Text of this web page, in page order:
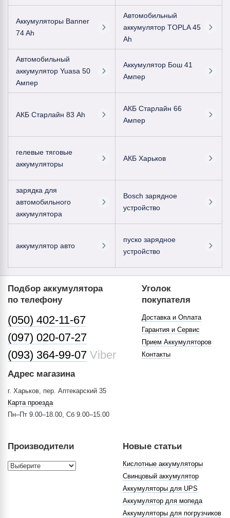
Аккумуляторы Banner
74 Ah
Автомобильный
аккумулятор TOPLA 45
Ah
Автомобильный
аккумулятор Yuasa 50
Ампер
Аккумулятор Бош 41
Ампер
АКБ Старлайн 83 Ah
АКБ Старлайн 66
Ампер
гелевые тяговые
аккумуляторы
АКБ Харьков
зарядка для
автомобильного
аккумулятора
Bosch зарядное
устройство
аккумулятор авто
пуско зарядное
устройство
Подбор аккумулятора
по телефону
(050) 402-11-67
(097) 020-07-27
(093) 364-99-07 Viber
Адрес магазина
г. Харьков, пер. Аптекарский 35
Карта проезда
Пн–Пт 9.00–18.00, Сб 9.00–15.00
Уголок
покупателя
Доставка и Оплата
Гарантия и Сервис
Прием Аккумуляторов
Контакты
Производители Новые статьи
Кислотные аккумуляторы
Свинцовый аккумулятор
Аккумуляторы для UPS
Аккумулятор для мопеда
Аккумуляторы для погрузчиков